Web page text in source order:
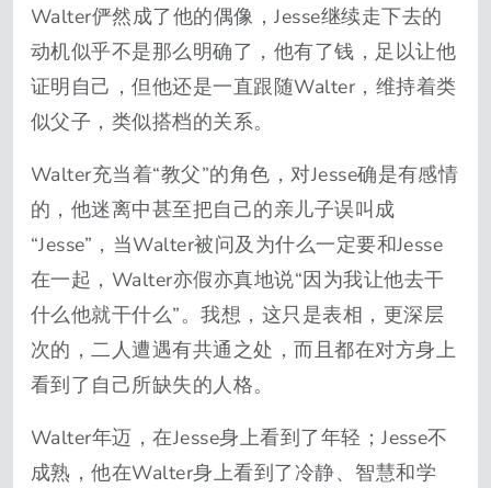
Walter俨然成了他的偶像，Jesse继续走下去的
动机似乎不是那么明确了，他有了钱，足以让他
证明自己，但他还是一直跟随Walter，维持着类
似父子，类似搭档的关系。
Walter充当着“教父”的角色，对Jesse确是有感情
的，他迷离中甚至把自己的亲儿子误叫成
“Jesse”，当Walter被问及为什么一定要和Jesse
在一起，Walter亦假亦真地说“因为我让他去干
什么他就干什么”。我想，这只是表相，更深层
次的，二人遭遇有共通之处，而且都在对方身上
看到了自己所缺失的人格。
Walter年迈，在Jesse身上看到了年轻；Jesse不
成熟，他在Walter身上看到了冷静、智慧和学